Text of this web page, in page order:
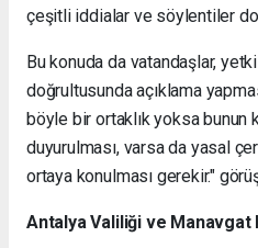
çeşitli iddialar ve söylentiler
Bu konuda da vatandaşlar,
doğrultusunda açıklama
böyle bir ortaklık yoksa bunun
duyurulması, varsa da yasal
ortaya konulması gerekir."
Antalya Valiliği ve Manavgat